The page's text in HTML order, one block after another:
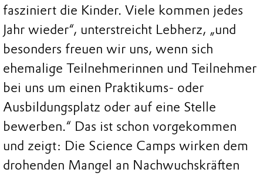
fasziniert die Kinder. Viele kommen jedes
Jahr wieder“, unterstreicht Lebherz, „und
besonders freuen wir uns, wenn sich
ehemalige Teilnehmerinnen und Teilnehmer
bei uns um einen Praktikums- oder
Ausbildungsplatz oder auf eine Stelle
bewerben.“ Das ist schon vorgekommen
und zeigt: Die Science Camps wirken dem
drohenden Mangel an Nachwuchskräften